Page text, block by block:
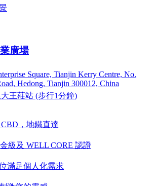
廣場
Square, Tianjin Kerry Centre, No.
Hedong, Tianjin 300012, China
王莊站 (步行1分鐘)
，地鐵直達
級及 WELL CORE 認證
滿足個人化需求